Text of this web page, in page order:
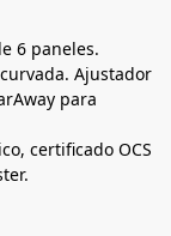
6 paneles.
Ajustador
para
certificado OCS